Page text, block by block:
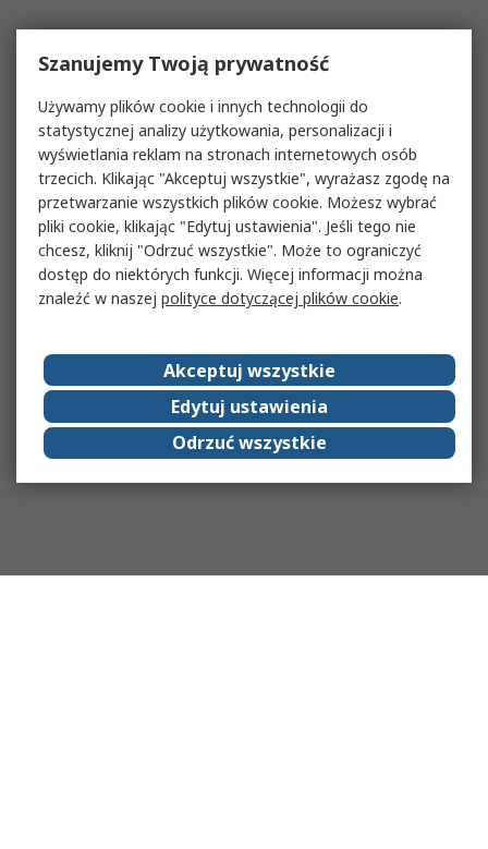
Szanujemy Twoją prywatność
Używamy plików cookie i innych technologii do
statystycznej analizy użytkowania, personalizacji i
wyświetlania reklam na stronach internetowych osób
trzecich. Klikając "Akceptuj wszystkie", wyrażasz zgodę na
przetwarzanie wszystkich plików cookie. Możesz wybrać
pliki cookie, klikając "Edytuj ustawienia". Jeśli tego nie
chcesz, kliknij "Odrzuć wszystkie". Może to ograniczyć
dostęp do niektórych funkcji. Więcej informacji można
znaleźć w naszej polityce dotyczącej plików cookie.
Akceptuj wszystkie
Edytuj ustawienia
Odrzuć wszystkie